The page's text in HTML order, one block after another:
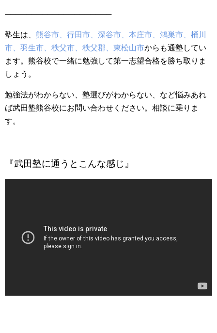
────────────────────
塾生は、 熊谷市、行田市、深谷市、本庄市、鴻巣市、桶川
市、羽生市、秩父市、秩父郡、東松山市からも通塾してい
ます。 熊谷校で一緒に勉強して第一志望合格を勝ち取りま
しょう。
勉強法がわからない、塾選びがわからない、など悩みあれ
ば武田塾熊谷校にお問い合わせください。相談に乗りま
す。
『武田塾に通うとこんな感じ』